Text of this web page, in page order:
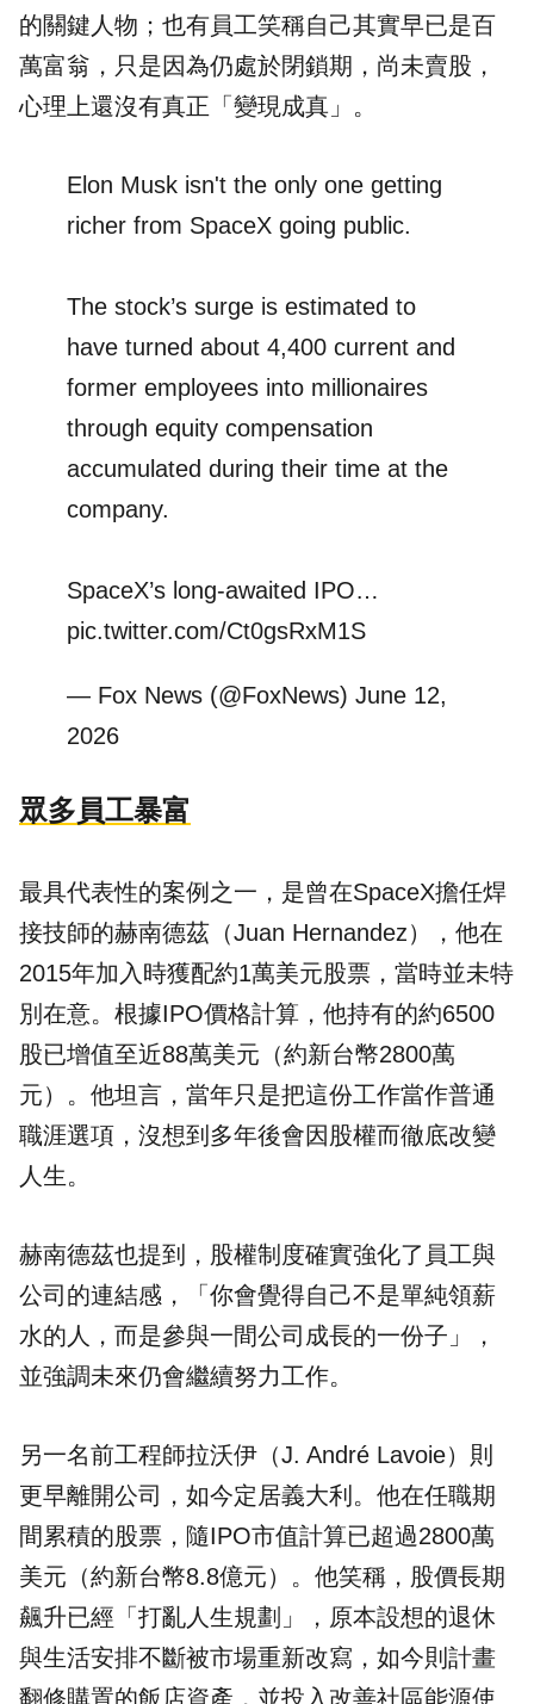
的關鍵人物；也有員工笑稱自己其實早已是百
萬富翁，只是因為仍處於閉鎖期，尚未賣股，
心理上還沒有真正「變現成真」。
Elon Musk isn't the only one getting
richer from SpaceX going public.
The stock’s surge is estimated to
have turned about 4,400 current and
former employees into millionaires
through equity compensation
accumulated during their time at the
company.
SpaceX’s long-awaited IPO…
pic.twitter.com/Ct0gsRxM1S
— Fox News (@FoxNews) June 12,
2026
眾多員工暴富
最具代表性的案例之一，是曾在SpaceX擔任焊
接技師的赫南德茲（Juan Hernandez），他在
2015年加入時獲配約1萬美元股票，當時並未特
別在意。根據IPO價格計算，他持有的約6500
股已增值至近88萬美元（約新台幣2800萬
元）。他坦言，當年只是把這份工作當作普通
職涯選項，沒想到多年後會因股權而徹底改變
人生。
赫南德茲也提到，股權制度確實強化了員工與
公司的連結感，「你會覺得自己不是單純領薪
水的人，而是參與一間公司成長的一份子」，
並強調未來仍會繼續努力工作。
另一名前工程師拉沃伊（J. André Lavoie）則
更早離開公司，如今定居義大利。他在任職期
間累積的股票，隨IPO市值計算已超過2800萬
美元（約新台幣8.8億元）。他笑稱，股價長期
飆升已經「打亂人生規劃」，原本設想的退休
與生活安排不斷被市場重新改寫，如今則計畫
翻修購置的飯店資產，並投入改善社區能源使